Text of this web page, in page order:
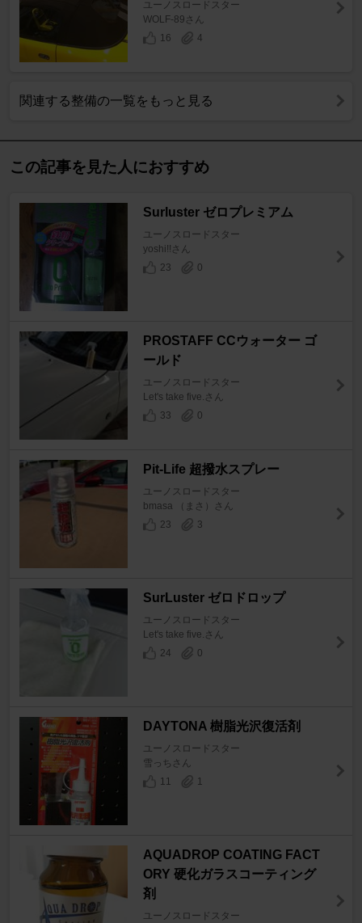
ユーノスロードスター
WOLF-89さん
16
4
関連する整備の一覧をもっと見る
この記事を見た人におすすめ
Surluster ゼロプレミアム
ユーノスロードスター
yoshi!!さん
23
0
PROSTAFF CCウォーター ゴ
ールド
ユーノスロードスター
Let's take five.さん
33
0
Pit-Life 超撥水スプレー
ユーノスロードスター
bmasa （まさ）さん
23
3
SurLuster ゼロドロップ
ユーノスロードスター
Let's take five.さん
24
0
DAYTONA 樹脂光沢復活剤
ユーノスロードスター
雪っちさん
11
1
AQUADROP COATING FACT
ORY 硬化ガラスコーティング
剤
ユーノスロードスター